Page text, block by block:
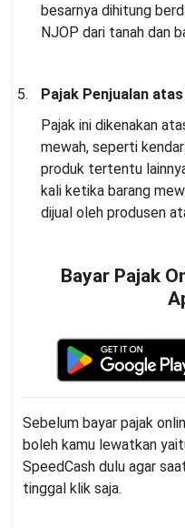
besarnya dihitung
NJOP dari tanah dan
Pajak Penjualan
Pajak ini dikenakan
mewah, seperti
produk tertentu
kali ketika barang
dijual oleh produsen
Bayar Pajak
Sebelum bayar pajak
boleh kamu lewatkan
SpeedCash dulu agar
tinggal klik saja.